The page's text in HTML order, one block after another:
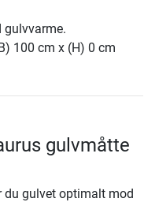
gulvvarme.
100 cm x (H) 0 cm
gulvmåtte
du gulvet optimalt mod